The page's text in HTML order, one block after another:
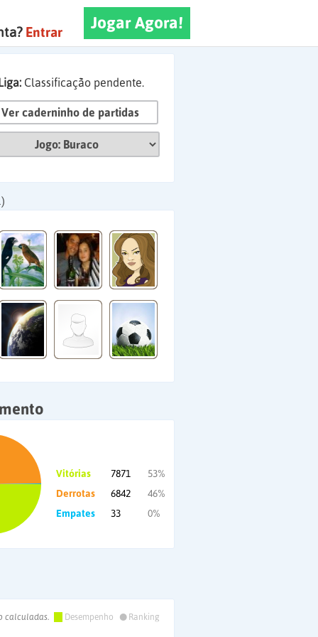
Jogar Agora!
Entrar
Classificação pendente.
Ver caderninho de partidas
Vitórias 7871
53%
Derrotas
6842
46%
Empates
33 0%
calculadas. Desempenho •
Ranking